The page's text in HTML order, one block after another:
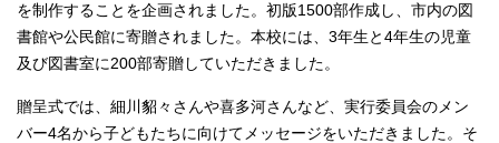
を制作することを企画されました。初版1500部作成し、市内の図
書館や公民館に寄贈されました。本校には、3年生と4年生の児童
及び図書室に200部寄贈していただきました。
贈呈式では、細川貂々さんや喜多河さんなど、実行委員会のメン
バー4名から子どもたちに向けてメッセージをいただきました。そ